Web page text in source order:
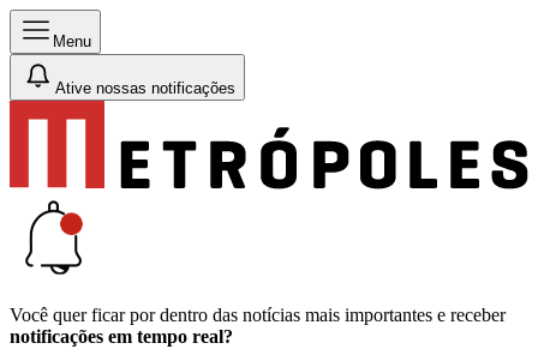
Menu
Ative nossas notificações
Você quer ficar por dentro das notícias mais importantes e receber
notificações em tempo real?